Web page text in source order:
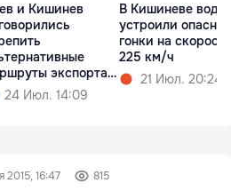
и Кишинев
экспорта
24 Июл. 14:09
В Кишиневе
устроили
гонки на
225 км/ч
21 Июл. 20:24
2015, 16:47 815